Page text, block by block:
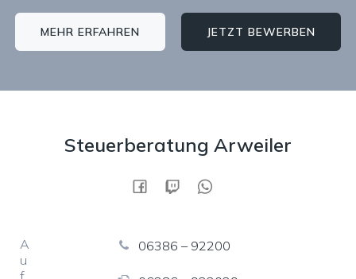
MEHR ERFAHREN JETZT BEWERBEN
Steuerberatung Arweiler
A
u
f
06386 – 92200